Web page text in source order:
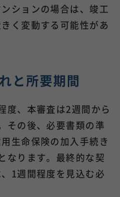
ションの場合は、竣工
く変動する可能性があ
と所要期間
度、本審査は2週間から
その後、必要書類の準
生命保険の加入手続き
なります。最終的な契
1週間程度を見込む必